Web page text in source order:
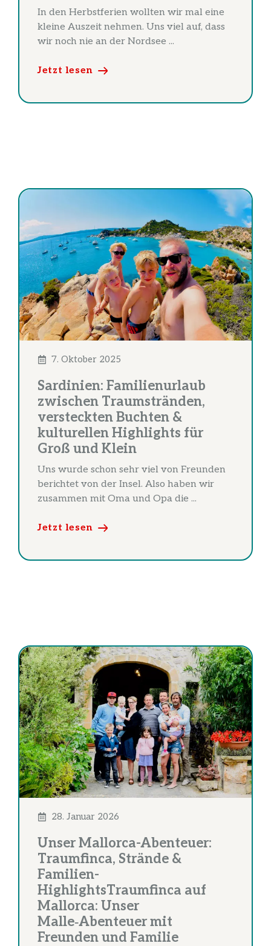
In den Herbstferien wollten wir mal eine
kleine Auszeit nehmen. Uns viel auf, dass
wir noch nie an der Nordsee ...
Jetzt lesen
7. Oktober 2025
Sardinien: Familienurlaub
zwischen Traumstränden,
versteckten Buchten &
kulturellen Highlights für
Groß und Klein
Uns wurde schon sehr viel von Freunden
berichtet von der Insel. Also haben wir
zusammen mit Oma und Opa die ...
Jetzt lesen
28. Januar 2026
Unser Mallorca-Abenteuer:
Traumfinca, Strände &
Familien-
HighlightsTraumfinca auf
Mallorca: Unser
Malle‑Abenteuer mit
Freunden und Familie